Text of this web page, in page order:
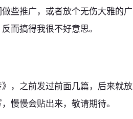
些推广，或者放个无伤大雅的广
而搞得我很不好意思。
，之前发过前面几篇，后来就放
慢慢会贴出来，敬请期待。